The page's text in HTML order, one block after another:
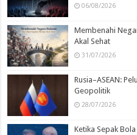
06/08/2026
Membenahi
Akal Sehat
31/07/2026
Rusia–ASEAN:
Geopolitik
28/07/2026
Ketika Sepak